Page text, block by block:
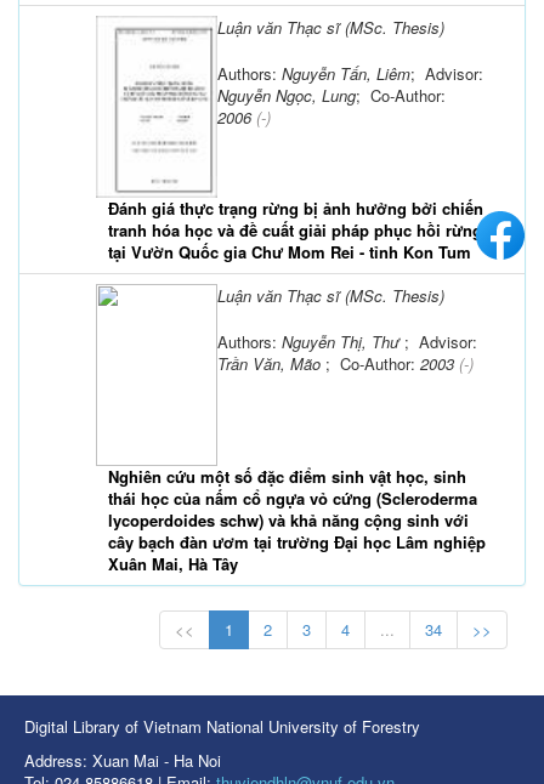
Luận văn Thạc sĩ (MSc. Thesis)
Đánh giá thực trạng rừng bị ảnh hưởng bởi chiến
tranh hóa học và đề cuất giải pháp phục hồi rừng
tại Vườn Quốc gia Chư Mom Rei - tỉnh Kon Tum
Authors: Nguyễn Tấn, Liêm; Advisor:
Nguyễn Ngọc, Lung; Co-Author:
2006(-)
Luận văn Thạc sĩ (MSc. Thesis)
Nghiên cứu một số đặc điểm sinh vật học, sinh
thái học của nấm cổ ngựa vỏ cứng (Scleroderma
lycoperdoides schw) và khả năng cộng sinh với
cây bạch đàn ươm tại trường Đại học Lâm nghiệp
Xuân Mai, Hà Tây
Authors: Nguyễn Thị, Thư ; Advisor:
Trần Văn, Mão ; Co-Author: 2003 (-)
<< 1 2 3 4 ... 34 >>
Digital Library of Vietnam National University of Forestry
Address: Xuan Mai - Ha Noi